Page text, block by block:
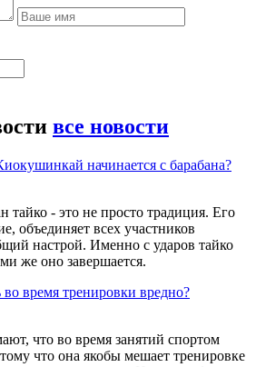
все новости
начинается с барабана?
тайко - это не просто традиция. Его
объединяет всех участников
настрой. Именно с ударов тайко
же оно завершается.
время тренировки вредно?
что во время занятий спортом
что она якобы мешает тренировке